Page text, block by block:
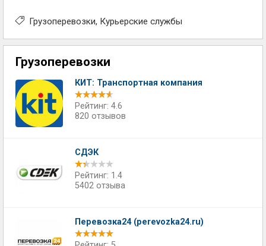
Грузоперевозки Курьерские службы
Грузоперевозки
КИТ: Транспортная компания
Рейтинг: 4.6
820 отзывов
СДЭК
Рейтинг: 1.4
5402 отзыва
Перевозка24 (perevozka24.ru)